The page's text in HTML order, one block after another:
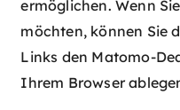
ermöglichen. Wenn
möchten, können Sie
Links den Matomo-
Ihrem Browser